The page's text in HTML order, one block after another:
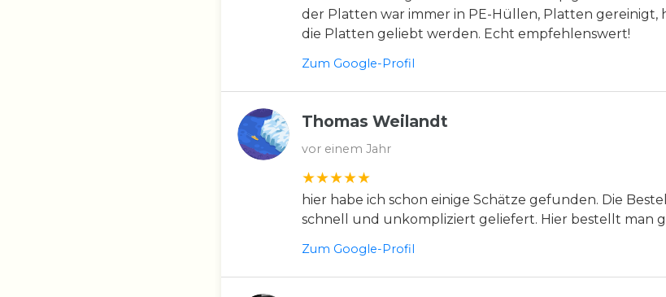
der Platten war immer in PE-Hüllen, Platten gereinigt,
die Platten geliebt werden. Echt empfehlenswert!
Zum Google-Profil
Thomas Weilandt
vor einem Jahr
hier habe ich schon einige Schätze gefunden. Die
schnell und unkompliziert geliefert. Hier bestellt man
Zum Google-Profil